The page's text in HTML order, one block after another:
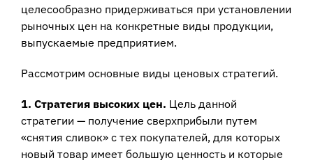
целесообразно придерживаться при установлении
рыночных цен на конкретные виды продукции,
выпускаемые предприятием.
Рассмотрим основные виды ценовых стратегий.
1. Стратегия высоких цен. Цель данной
стратегии — получение сверхприбыли путем
«снятия сливок» с тех покупателей, для которых
новый товар имеет большую ценность и которые